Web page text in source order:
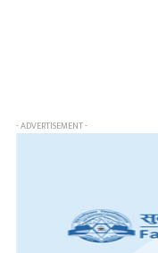
- ADVERTISEMENT -